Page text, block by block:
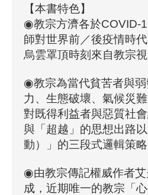
【本書特色】
◉教宗方濟各於COVID-
師對世界前／後疫情時
烏雲罩頂時刻來自教宗
◉教宗為當代貧苦者與
力、生態破壞、氣候災
對既得利益者與惡質社
與「超越」的思想出路
動）」的三段式邏輯策
◉由教宗傳記權威作者
成，近期唯一的教宗「